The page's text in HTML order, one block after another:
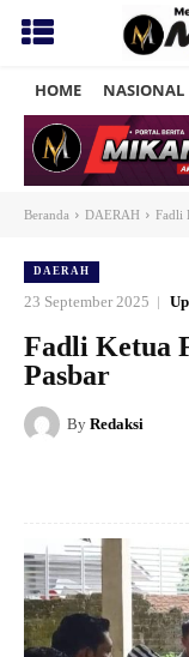
HOME NASIONAL
Beranda DAERAH Fadli
DAERAH
23 September 2025
Fadli Ketua
Pasbar
By Redaksi